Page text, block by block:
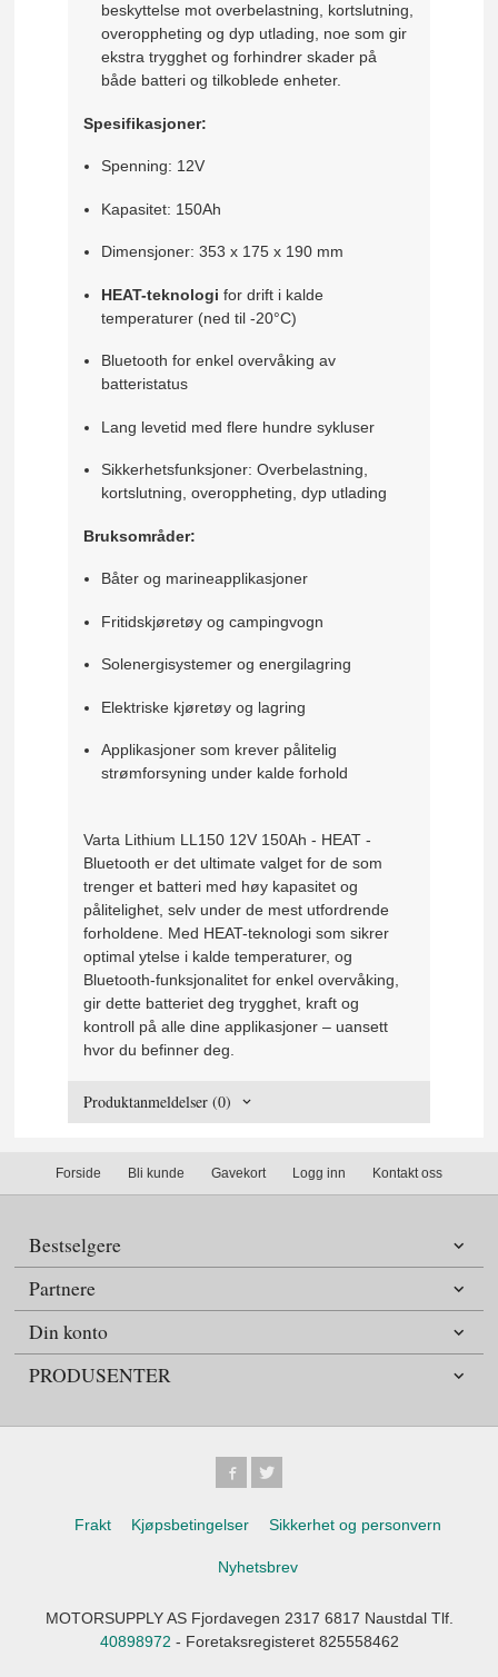
beskyttelse mot overbelastning, kortslutning,
overoppheting og dyp utlading, noe som gir
ekstra trygghet og forhindrer skader på
både batteri og tilkoblede enheter.
Spesifikasjoner:
Spenning: 12V
Kapasitet: 150Ah
Dimensjoner: 353 x 175 x 190 mm
HEAT-teknologi for drift i kalde
temperaturer (ned til -20°C)
Bluetooth for enkel overvåking av
batteristatus
Lang levetid med flere hundre sykluser
Sikkerhetsfunksjoner: Overbelastning,
kortslutning, overoppheting, dyp utlading
Bruksområder:
Båter og marineapplikasjoner
Fritidskjøretøy og campingvogn
Solenergisystemer og energilagring
Elektriske kjøretøy og lagring
Applikasjoner som krever pålitelig
strømforsyning under kalde forhold
Varta Lithium LL150 12V 150Ah - HEAT -
Bluetooth er det ultimate valget for de som
trenger et batteri med høy kapasitet og
pålitelighet, selv under de mest utfordrende
forholdene. Med HEAT-teknologi som sikrer
optimal ytelse i kalde temperaturer, og
Bluetooth-funksjonalitet for enkel overvåking,
gir dette batteriet deg trygghet, kraft og
kontroll på alle dine applikasjoner – uansett
hvor du befinner deg.
Produktanmeldelser (0)
Forside Bli kunde Gavekort Logg inn Kontakt oss
Bestselgere
Partnere
Din konto
PRODUSENTER
Frakt Kjøpsbetingelser Sikkerhet og personvern
Nyhetsbrev
MOTORSUPPLY AS Fjordavegen 2317 6817 Naustdal Tlf.
40898972 - Foretaksregisteret 825558462